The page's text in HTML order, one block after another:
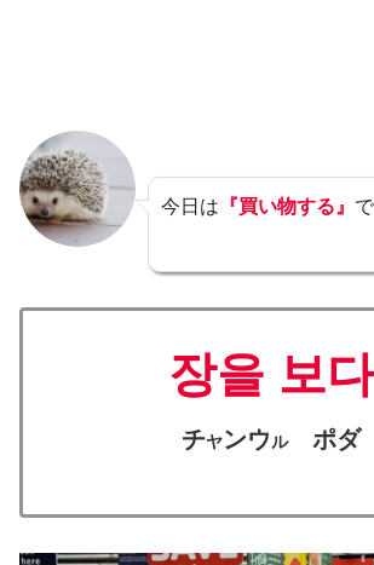
今日は 『買い物する』
장을 보다
チヤンウルポダ